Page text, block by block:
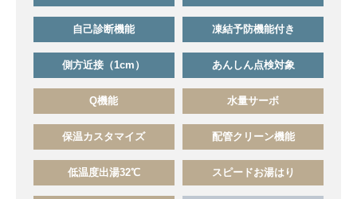
自己診断機能 凍結予防機能付き
側方近接（1cm） あんしん点検対象
Q機能 水量サーボ
保温カスタマイズ 配管クリーン機能
低温度出湯32℃ スピードお湯はり